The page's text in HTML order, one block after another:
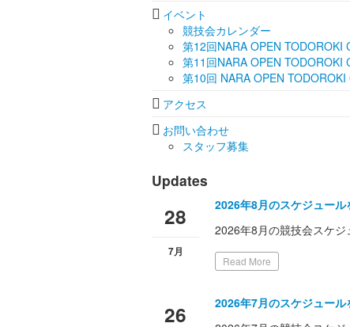
イベント
競技会カレンダー
第12回NARA OPEN TODOROKI
第11回NARA OPEN TODOROKI
第10回 NARA OPEN
アクセス
お問い合わせ
スタッフ募集
Updates
28
7月
2026年8月のスケジュール
2026年8月の競技会スケ
Read More
26
2026年7月のスケジュール